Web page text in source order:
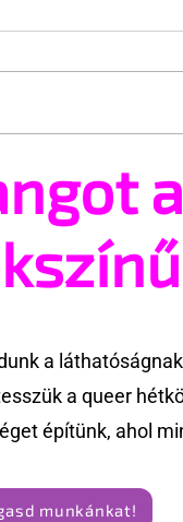
Te is részt
Pride
a
a queer
építünk, ahol
munkánkat!